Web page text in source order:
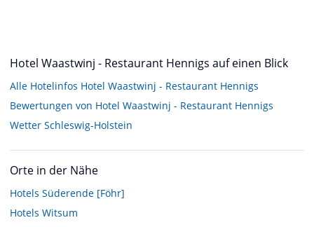
Hotel Waastwinj - Restaurant Hennigs auf einen Blick
Alle Hotelinfos Hotel Waastwinj - Restaurant Hennigs
Bewertungen von Hotel Waastwinj - Restaurant Hennigs
Wetter Schleswig-Holstein
Orte in der Nähe
Hotels Süderende [Föhr]
Hotels Witsum